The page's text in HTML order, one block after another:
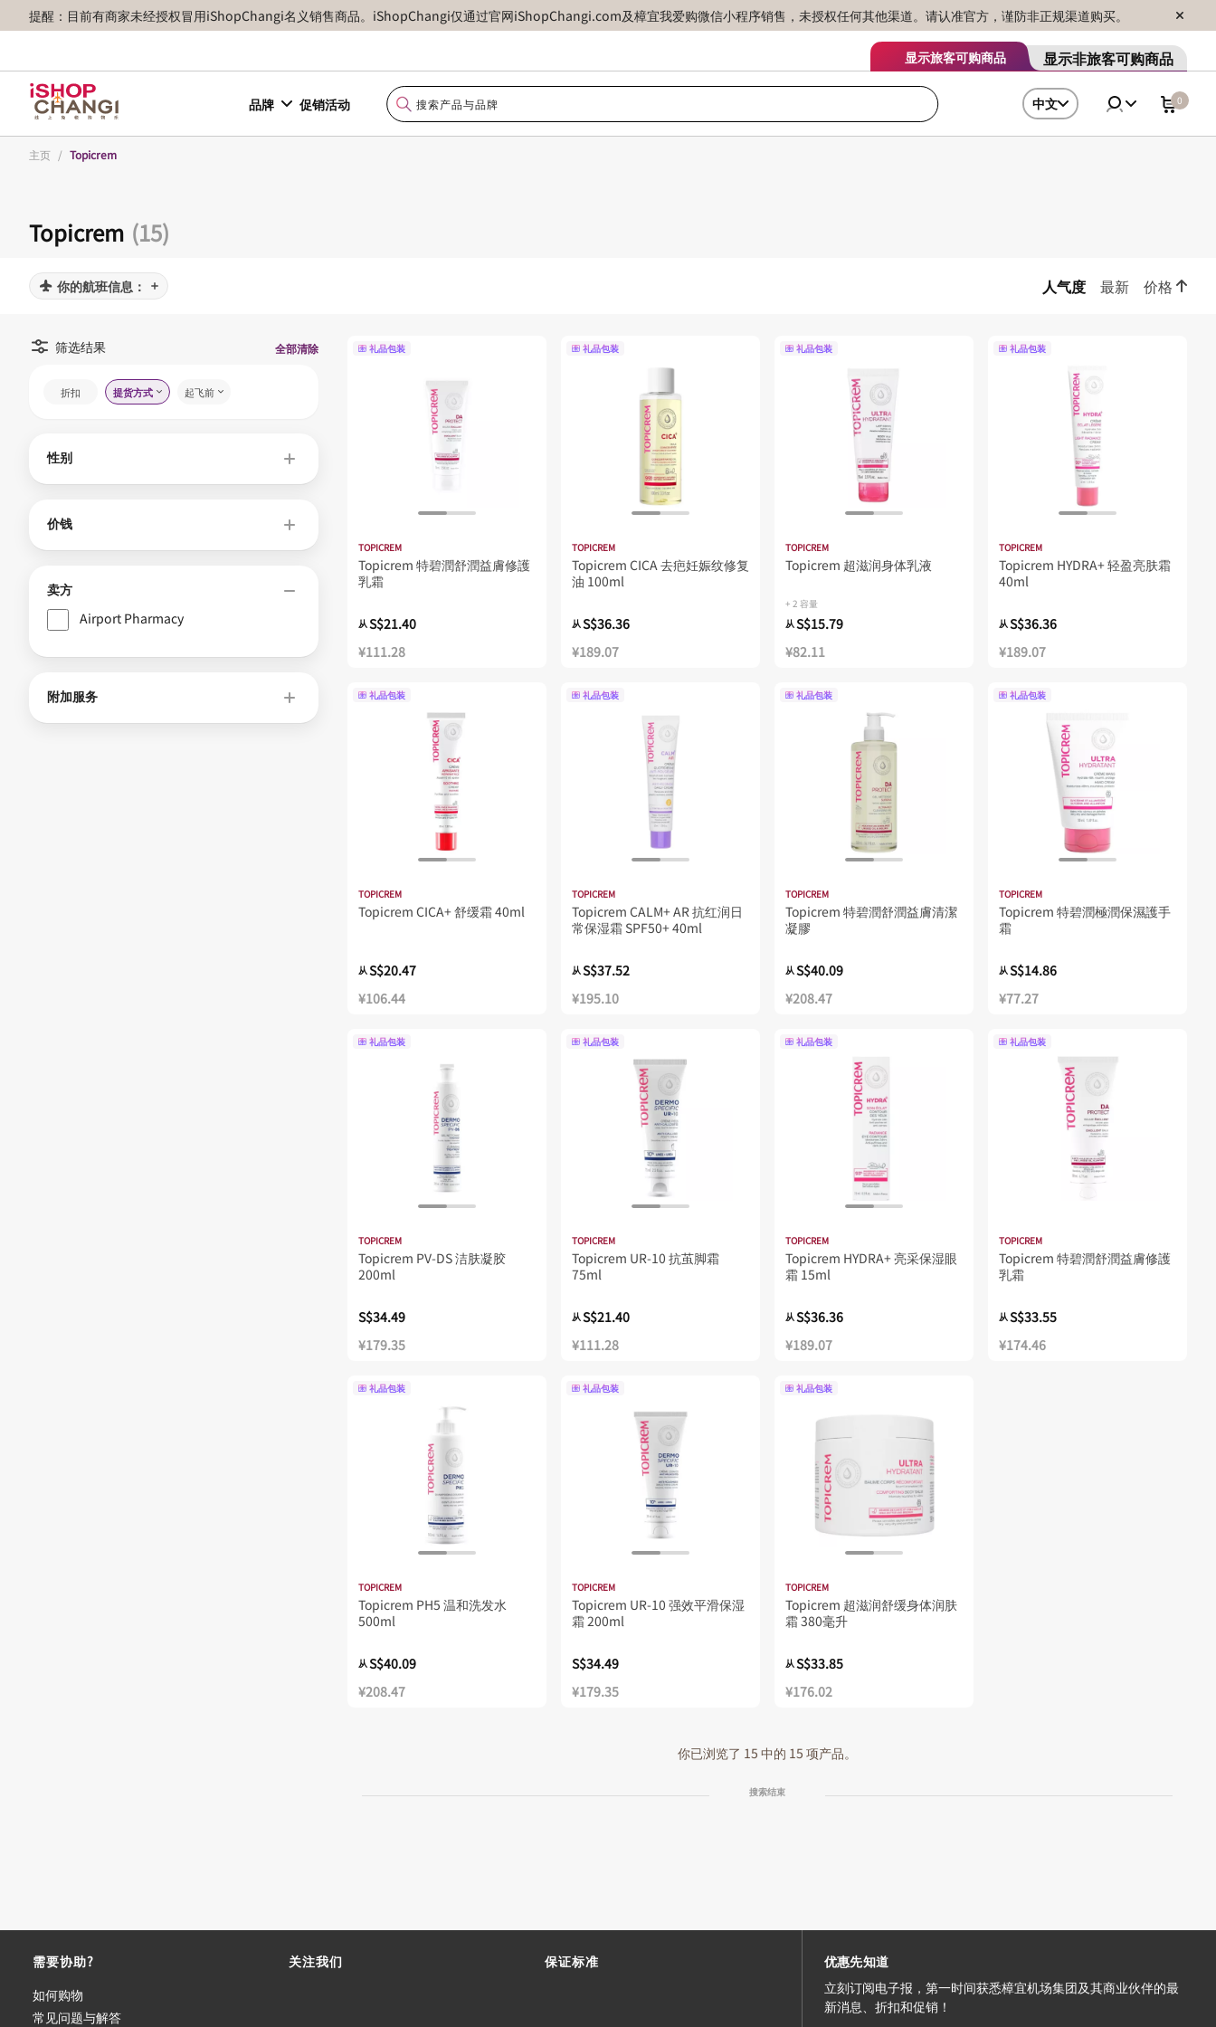
提醒：目前有商家未经授权冒用iShopChangi名义销售商品。iShopChangi仅通过官网iShopChangi.com及樟宜我爱购微信小程序销售，未授权任何其他渠道。请认准官方，谨防非正规渠道购买。
显示旅客可购商品 显示非旅客可购商品
品牌 促销活动 中文 0
主页 / Topicrem
Topicrem (15)
你的航班信息： 人气度 最新 价格
筛选结果 全部清除
折扣 提货方式 起飞前
性别
价钱
卖方
Airport Pharmacy
附加服务
礼品包装
TOPICREM
Topicrem 特碧潤舒潤益膚修護
乳霜
从S$21.40
¥111.28
礼品包装
TOPICREM
Topicrem CICA 去疤妊娠纹修复
油 100ml
从S$36.36
¥189.07
礼品包装
TOPICREM
Topicrem 超滋润身体乳液
+ 2 容量
从S$15.79
¥82.11
礼品包装
TOPICREM
Topicrem HYDRA+ 轻盈亮肤霜
40ml
从S$36.36
¥189.07
礼品包装
TOPICREM
Topicrem CICA+ 舒缓霜 40ml
从S$20.47
¥106.44
礼品包装
TOPICREM
Topicrem CALM+ AR 抗红润日
常保湿霜 SPF50+ 40ml
从S$37.52
¥195.10
礼品包装
TOPICREM
Topicrem 特碧潤舒潤益膚清潔
凝膠
从S$40.09
¥208.47
礼品包装
TOPICREM
Topicrem 特碧潤極潤保濕護手
霜
从S$14.86
¥77.27
礼品包装
TOPICREM
Topicrem PV-DS 洁肤凝胶
200ml
S$34.49
¥179.35
礼品包装
TOPICREM
Topicrem UR-10 抗茧脚霜
75ml
从S$21.40
¥111.28
礼品包装
TOPICREM
Topicrem HYDRA+ 亮采保湿眼
霜 15ml
从S$36.36
¥189.07
礼品包装
TOPICREM
Topicrem 特碧潤舒潤益膚修護
乳霜
从S$33.55
¥174.46
礼品包装
TOPICREM
Topicrem PH5 温和洗发水
500ml
从S$40.09
¥208.47
礼品包装
TOPICREM
Topicrem UR-10 强效平滑保湿
霜 200ml
S$34.49
¥179.35
礼品包装
TOPICREM
Topicrem 超滋润舒缓身体润肤
霜 380毫升
从S$33.85
¥176.02
你已浏览了 15 中的 15 项产品。
搜索结束
需要协助?
如何购物
常见问题与解答
关注我们 保证标准
优惠先知道
立刻订阅电子报，第一时间获悉樟宜机场集团及其商业伙伴的最
新消息、折扣和促销！